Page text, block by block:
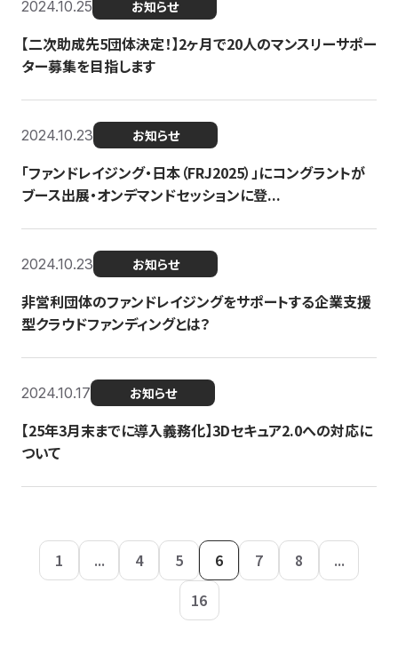
2024.10.25 お知らせ
【二次助成先5団体決定！】2ヶ月で20人のマンスリーサポー
ター募集を目指します
2024.10.23 お知らせ
「ファンドレイジング・日本（FRJ2025）」にコングラントが
ブース出展・オンデマンドセッションに登...
2024.10.23 お知らせ
非営利団体のファンドレイジングをサポートする企業支援
型クラウドファンディングとは？
2024.10.17 お知らせ
【25年3月末までに導入義務化】3Dセキュア2.0への対応に
ついて
1 ... 4 5 6 7 8
...
16